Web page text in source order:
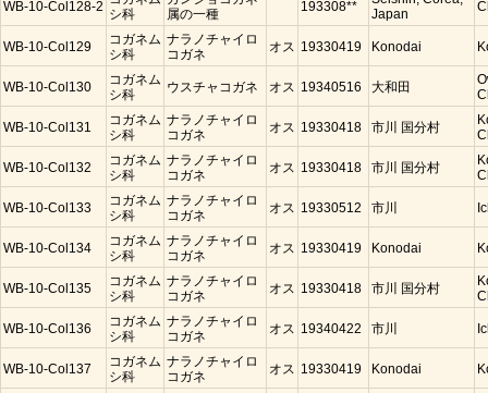
WB-10-Col128-2 シ科
属の一種
193308**
Japan
WB-10-Col129
コガネム
シ科
ナラノチャイロ
コガネ
オス 19330419 Konodai
WB-10-Col130
コガネム
シ科
ウスチャコガネ オス 19340516 大和田
WB-10-Col131
コガネム
シ科
ナラノチャイロ
コガネ
オス 19330418 市川 国分村
WB-10-Col132
コガネム
シ科
ナラノチャイロ
コガネ
オス 19330418 市川 国分村
WB-10-Col133
コガネム
シ科
ナラノチャイロ
コガネ
オス 19330512 市川
WB-10-Col134
コガネム
シ科
ナラノチャイロ
コガネ
オス 19330419 Konodai
WB-10-Col135
コガネム
シ科
ナラノチャイロ
コガネ
オス 19330418 市川 国分村
WB-10-Col136
コガネム
シ科
ナラノチャイロ
コガネ
オス 19340422 市川
WB-10-Col137
コガネム
シ科
ナラノチャイロ
コガネ
オス 19330419 Konodai